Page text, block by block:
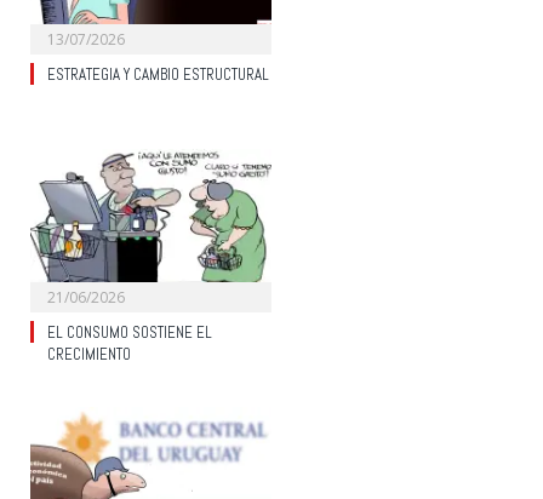
13/07/2026
ESTRATEGIA Y CAMBIO ESTRUCTURAL
21/06/2026
EL CONSUMO SOSTIENE EL
CRECIMIENTO